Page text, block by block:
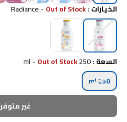
الخيارات:
Radiance -Out of Stock
السعة:
250 ml
-Out of Stock
250 ml
غير متوفر